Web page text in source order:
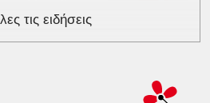
τις ειδήσεις